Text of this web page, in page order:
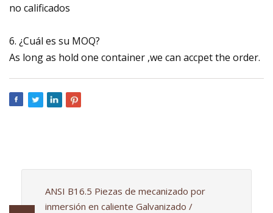
no calificados
6. ¿Cuál es su MOQ?
As long as hold one container ,we can accpet the order.
ANSI B16.5 Piezas de mecanizado por
inmersión en caliente Galvanizado /